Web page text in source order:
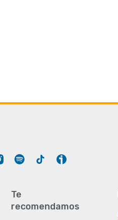
Instagram
Spotify Tiktok
Te
recomendamos